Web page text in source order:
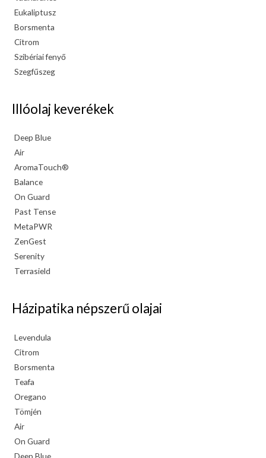
Eukaliptusz
Borsmenta
Citrom
Szibériai fenyő
Szegfűszeg
Illóolaj keverékek
Deep Blue
Air
AromaTouch®
Balance
On Guard
Past Tense
MetaPWR
ZenGest
Serenity
Terrasield
Házipatika népszerű olajai
Levendula
Citrom
Borsmenta
Teafa
Oregano
Tömjén
Air
On Guard
Deep Blue